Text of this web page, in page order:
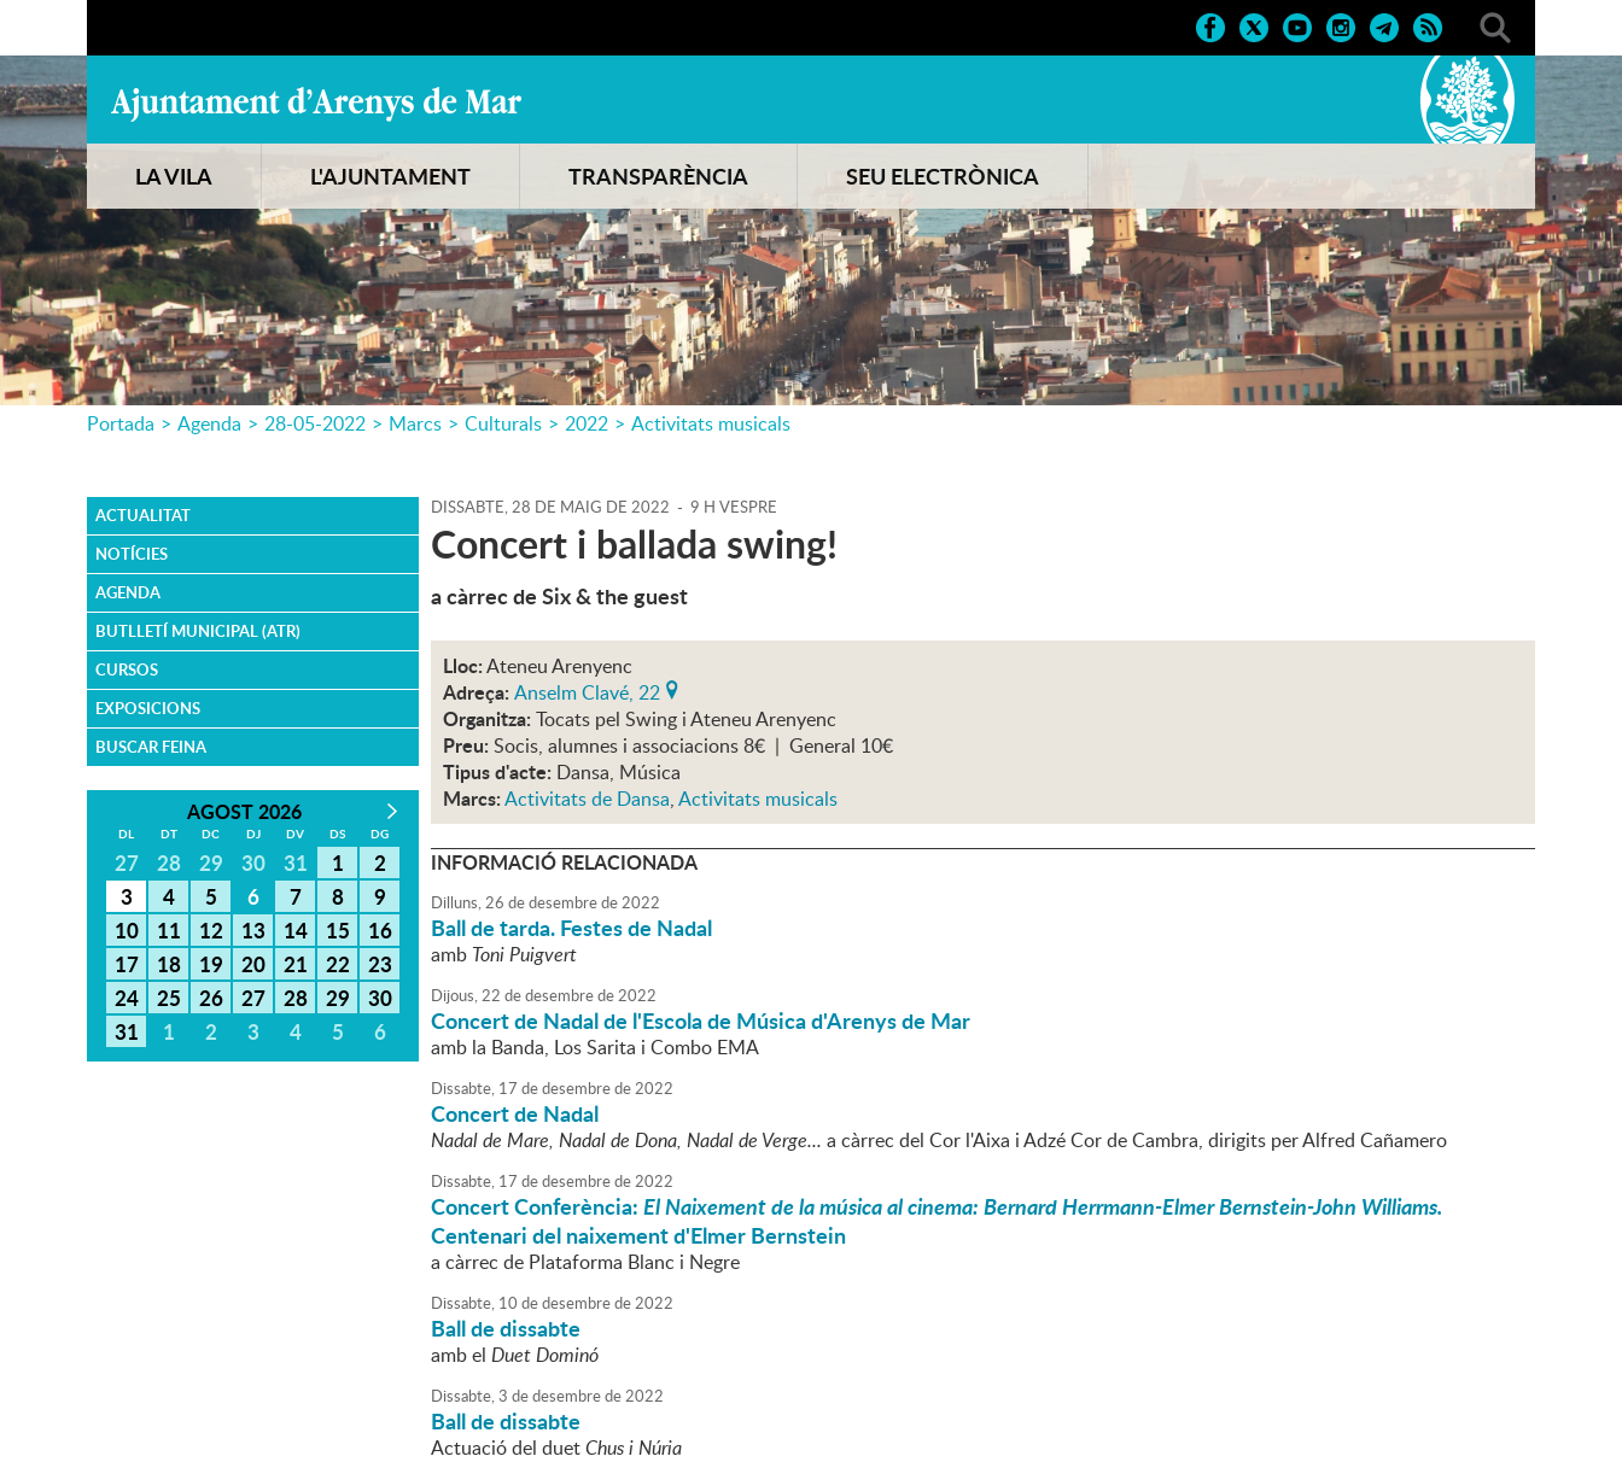
LA VILA L'AJUNTAMENT TRANSPARÈNCIA SEU ELECTRÒNICA
Portada > Agenda > 28-05-2022 > Marcs > Culturals > 2022 > Activitats musicals
ACTUALITAT
NOTÍCIES
AGENDA
BUTLLETÍ MUNICIPAL (ATR)
CURSOS
EXPOSICIONS
BUSCAR FEINA
AGOST 2026
DL DT DC DJ DV DS DG
27 28 29 30 31 1
2
3
4 5 6 7 8
9
10
11 12 13 14 15
16
17
18 19 20 21 22
23
24
25 26 27 28 29
30
31
1 2 3 4 5 6
DISSABTE,28 DE MAIG DE 2022 - 9 H VESPRE
Concert i ballada swing!
a càrrec de Six & the guest
Lloc:Ateneu Arenyenc
Adreça: Anselm Clavé, 22
Organitza: Tocats pel Swing i Ateneu Arenyenc
Preu: Socis, alumnes i associacions 8€ | General 10€
Tipus d'acte: Dansa, Música
Marcs:Activitats de Dansa,Activitats musicals
INFORMACIÓ RELACIONADA
Dilluns,26 dedesembrede2022
Ball de tarda. Festes de Nadal
amb Toni Puigvert
Dijous,22 dedesembrede2022
Concert de Nadal de l'Escola de Música d'Arenys de Mar
amb la Banda, Los Sarita i Combo EMA
Dissabte, 17 dedesembrede2022
Concert de Nadal
Nadal de Mare, Nadal de Dona, Nadal de Verge... a càrrec del Cor l'Aixa i Adzé Cor de Cambra, dirigits per Alfred Cañamero
Dissabte, 17 dedesembrede2022
Concert Conferència:El Naixement de la música al cinema: Bernard Herrmann-Elmer Bernstein-John Williams.
Centenari del naixement d'Elmer Bernstein
a càrrec de Plataforma Blanc i Negre
Dissabte, 10 dedesembrede2022
Ball de dissabte
amb el Duet Dominó
Dissabte,3 dedesembrede2022
Ball de dissabte
Actuació del duetChus i Núria